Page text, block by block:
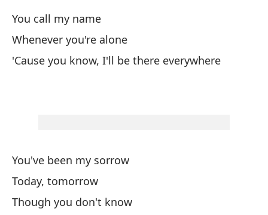
You call my name
Whenever you're alone
'Cause you know, I'll be there everywhere
You've been my sorrow
Today, tomorrow
Though you don't know